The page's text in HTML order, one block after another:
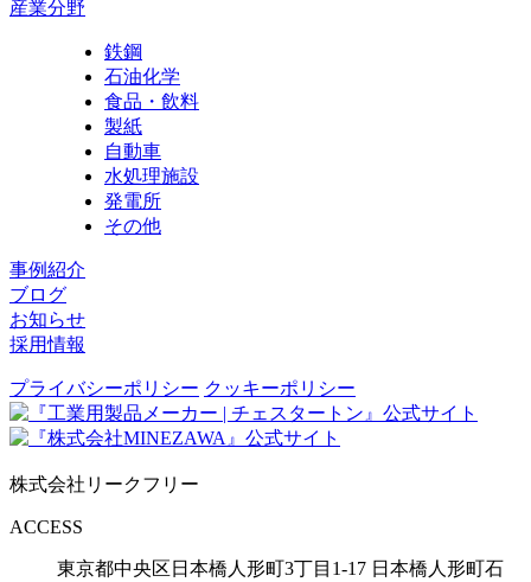
産業分野
鉄鋼
石油化学
食品・飲料
製紙
自動車
水処理施設
発電所
その他
事例紹介
ブログ
お知らせ
採用情報
プライバシーポリシー クッキーポリシー
株式会社リークフリー
ACCESS
東京都中央区日本橋人形町3丁目1-17 日本橋人形町石